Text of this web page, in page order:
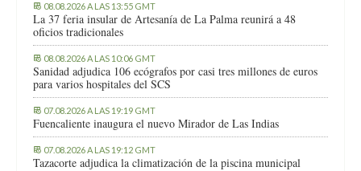
08.08.2026 A LAS 13:55 GMT
La 37 feria insular de Artesanía de La Palma reunirá a 48
oficios tradicionales
08.08.2026 A LAS 10:06 GMT
Sanidad adjudica 106 ecógrafos por casi tres millones de euros
para varios hospitales del SCS
07.08.2026 A LAS 19:19 GMT
Fuencaliente inaugura el nuevo Mirador de Las Indias
07.08.2026 A LAS 19:12 GMT
Tazacorte adjudica la climatización de la piscina municipal